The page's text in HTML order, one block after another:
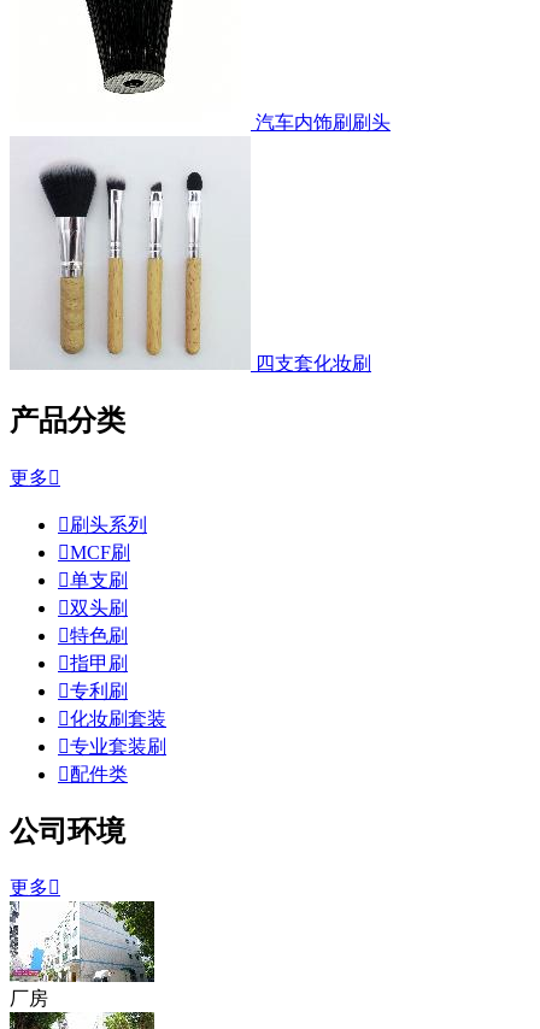
汽车内饰刷刷头
四支套化妆刷
产品分类
更多
刷头系列
MCF刷
单支刷
双头刷
特色刷
指甲刷
专利刷
化妆刷套装
专业套装刷
配件类
公司环境
更多
厂房